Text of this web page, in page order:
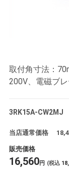
取付角寸法：
200V、電磁ブ
3RK15A-CW2MJ
当店通常価格
販売価格
16,560円 (税込